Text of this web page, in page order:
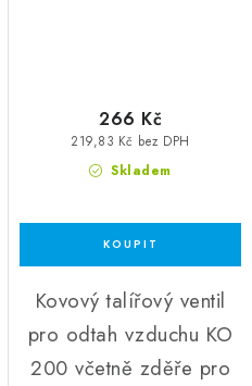
Skladem
219,83 Kč bez DPH
266 Kč
Kovový talířový ventil
pro odtah vzduchu KO
200 včetně zděře pro